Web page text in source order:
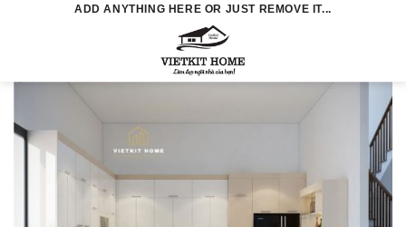
ADD ANYTHING HERE OR JUST REMOVE IT...